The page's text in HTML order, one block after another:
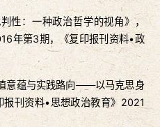
性：一种政治哲学的视角》，
年第3期，《复印报刊资料•政
意蕴与实践路向——以马克思身
刊资料•思想政治教育》2021